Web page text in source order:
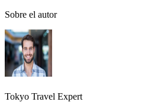
Sobre el autor
Tokyo Travel Expert